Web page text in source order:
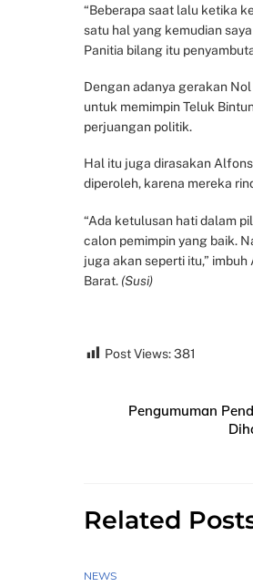
“Beberapa saat lalu ketika
satu hal yang kemudian
Panitia bilang itu
Dengan adanya gerakan
untuk memimpin Teluk
perjuangan politik.
Hal itu juga dirasakan
diperoleh, karena mereka
“Ada ketulusan hati dalam
calon pemimpin yang baik.
juga akan seperti itu,”
Barat. (Susi)
Post Views:381
Pengumuman
Related
NEWS